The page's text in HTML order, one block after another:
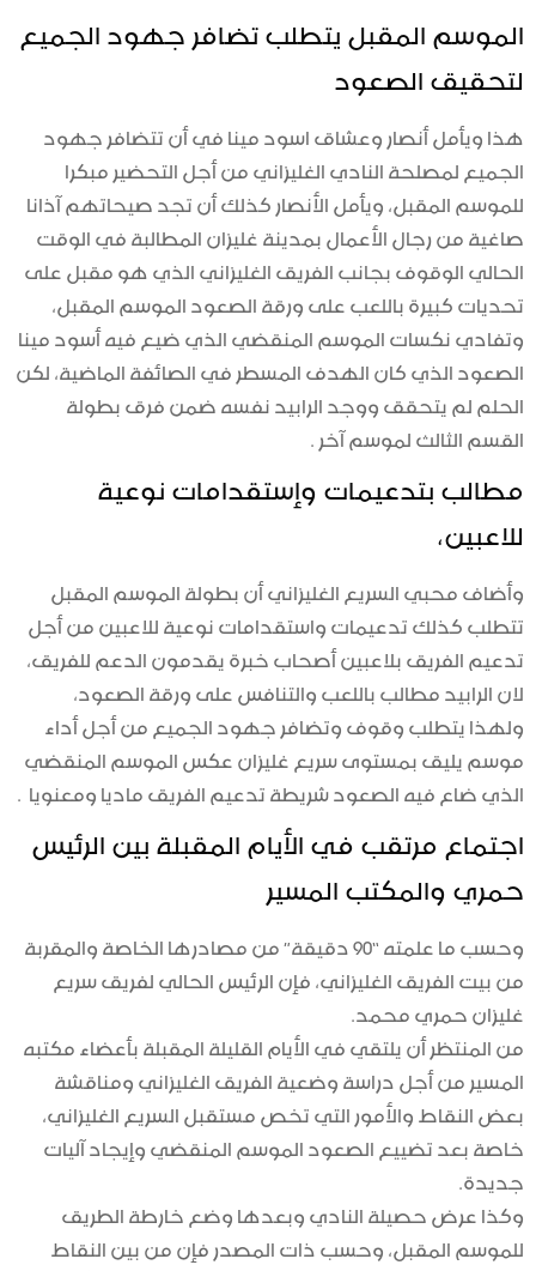
الموسم المقبل يتطلب تضافر جهود الجميع
لتحقيق الصعود
هذا ويأمل أنصار وعشاق اسود مينا في أن تتضافر جهود
الجميع لمصلحة النادي الغليزاني من أجل التحضير مبكرا
للموسم المقبل، ويأمل الأنصار كذلك أن تجد صيحاتهم آذانا
صاغية من رجال الأعمال بمدينة غليزان المطالبة في الوقت
الحالي الوقوف بجانب الفريق الغليزاني الذي هو مقبل على
تحديات كبيرة باللعب على ورقة الصعود الموسم المقبل،
وتفادي نكسات الموسم المنقضي الذي ضيع فيه أسود مينا
الصعود الذي كان الهدف المسطر في الصائفة الماضية، لكن
الحلم لم يتحقق ووجد الرابيد نفسه ضمن فرق بطولة
القسم الثالث لموسم آخر .
مطالب بتدعيمات وإستقدامات نوعية
للاعبين،
وأضاف محبي السريع الغليزاني أن بطولة الموسم المقبل
تتطلب كذلك تدعيمات واستقدامات نوعية للاعبين من أجل
تدعيم الفريق بلاعبين أصحاب خبرة يقدمون الدعم للفريق،
لان الرابيد مطالب باللعب والتنافس على ورقة الصعود،
ولهذا يتطلب وقوف وتضافر جهود الجميع من أجل أداء
موسم يليق بمستوى سريع غليزان عكس الموسم المنقضي
الذي ضاع فيه الصعود شريطة تدعيم الفريق ماديا ومعنويا .
اجتماع مرتقب في الأيام المقبلة بين الرئيس
حمري والمكتب المسير
وحسب ما علمته “90 دقيقة” من مصادرها الخاصة والمقربة
من بيت الفريق الغليزاني، فإن الرئيس الحالي لفريق سريع
غليزان حمري محمد.
من المنتظر أن يلتقي في الأيام القليلة المقبلة بأعضاء مكتبه
المسير من أجل دراسة وضعية الفريق الغليزاني ومناقشة
بعض النقاط والأمور التي تخص مستقبل السريع الغليزاني،
خاصة بعد تضييع الصعود الموسم المنقضي وإيجاد آليات
جديدة.
وكذا عرض حصيلة النادي وبعدها وضع خارطة الطريق
للموسم المقبل، وحسب ذات المصدر فإن من بين النقاط